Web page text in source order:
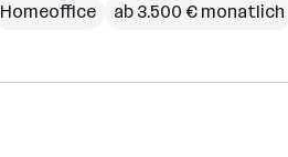
Homeoffice ab 3.500 € monatlich